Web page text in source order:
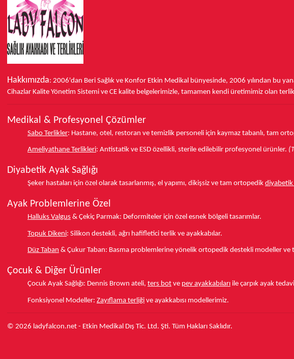
Hakkımızda: 2006'dan Beri Sağlık ve Konfor Etkin Medikal bünyesinde, 2006 yılından bu
Cihazlar Kalite Yönetim Sistemi ve CE kalite belgelerimizle, tamamen kendi üretimimiz olan
Medikal & Profesyonel Çözümler
Sabo Terlikler: Hastane, otel, restoran ve temizlik personeli için kaymaz tabanlı, tam
Ameliyathane Terlikleri: Antistatik ve ESD özellikli, sterile edilebilir profesyonel ürünler.
Diyabetik Ayak Sağlığı
Şeker hastaları için özel olarak tasarlanmış, el yapımı, dikişsiz ve tam ortopedik diyabetik
Ayak Problemlerine Özel
Halluks Valgus & Çekiç Parmak: Deformiteler için özel esnek bölgeli tasarımlar.
Topuk Dikeni: Silikon destekli, ağrı hafifletici terlik ve ayakkabılar.
Düz Taban & Çukur Taban: Basma problemlerine yönelik ortopedik destekli modeller ve
Çocuk & Diğer Ürünler
Çocuk Ayak Sağlığı: Dennis Brown ateli, ters bot ve pev ayakkabıları ile çarpık ayak
Fonksiyonel Modeller: Zayıflama terliği ve ayakkabısı modellerimiz.
© 2026 ladyfalcon.net - Etkin Medikal Dış Tic. Ltd. Şti. Tüm Hakları Saklıdır.